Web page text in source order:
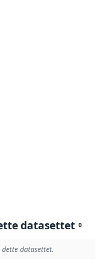
datasettet 0
datasettet.